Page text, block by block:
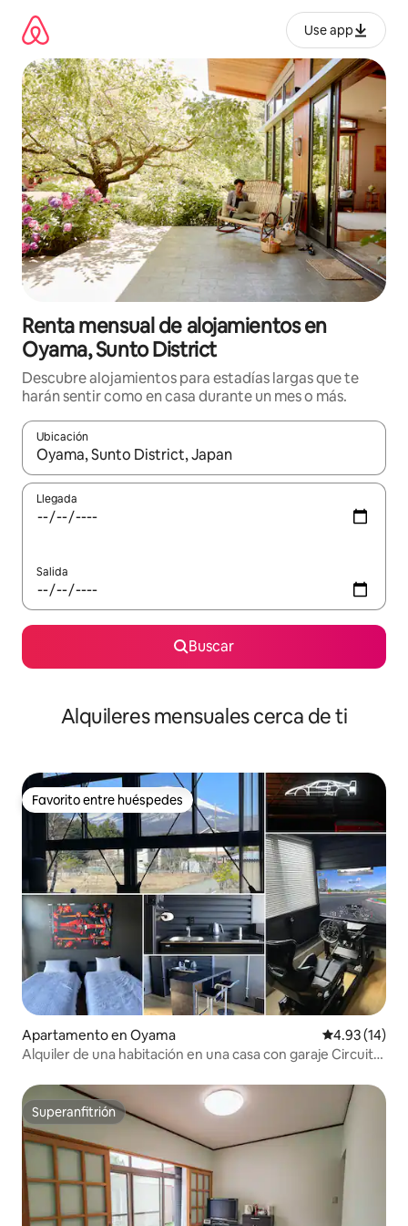
contenido
Use app
Renta mensual de alojamientos en
Oyama, Sunto District
Descubre alojamientos para estadías largas que te
harán sentir como en casa durante un mes o más.
Ubicación
Cuando los resultados estén disponibles, navega con las
Llegada
Salida
Buscar
Alquileres mensuales cerca de ti
Favorito entre huéspedes
Favorito entre huéspedes
Apartamento en Oyama Calificación
4.93 (14)
Alquiler de una habitación en una casa con garaje Circuito
simulador de conducción
Superanfitrión
Superanfitrión